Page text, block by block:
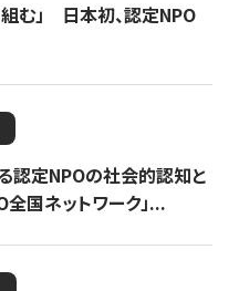
む」 日本初、認定NPO
認定NPOの社会的認知と
国ネットワーク」...